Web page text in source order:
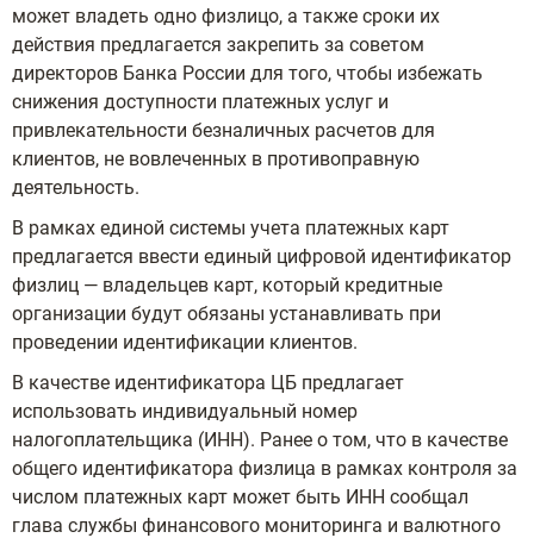
может владеть одно физлицо, а также сроки их
действия предлагается закрепить за советом
директоров Банка России для того, чтобы избежать
снижения доступности платежных услуг и
привлекательности безналичных расчетов для
клиентов, не вовлеченных в противоправную
деятельность.
В рамках единой системы учета платежных карт
предлагается ввести единый цифровой идентификатор
физлиц — владельцев карт, который кредитные
организации будут обязаны устанавливать при
проведении идентификации клиентов.
В качестве идентификатора ЦБ предлагает
использовать индивидуальный номер
налогоплательщика (ИНН). Ранее о том, что в качестве
общего идентификатора физлица в рамках контроля за
числом платежных карт может быть ИНН сообщал
глава службы финансового мониторинга и валютного